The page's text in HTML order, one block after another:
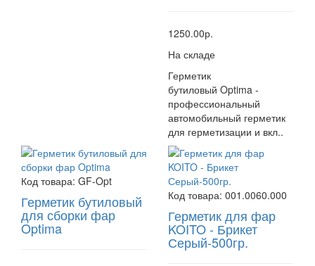
1250.00р.
На складе
Герметик
бутиловый Optima -
профессиональный
автомобильный герметик
для герметизации и вкл..
Код товара: GF-Opt
Герметик бутиловый
для сборки фар
Optima
Код товара: 001.0060.000
Герметик для фар
KOITO - Брикет
Серый-500гр.